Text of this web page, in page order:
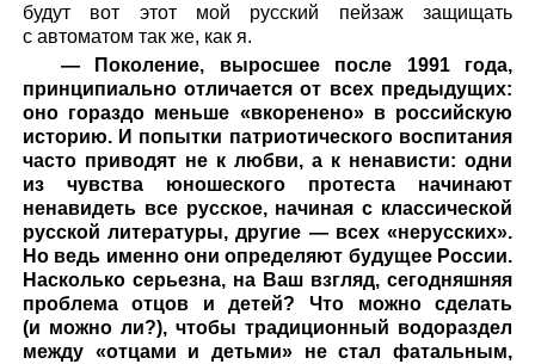
будут вот этот мой русский пейзаж защищать
с автоматом так же, как я.
— Поколение, выросшее после 1991 года,
принципиально отличается от всех предыдущих:
оно гораздо меньше «вкоренено» в российскую
историю. И попытки патриотического воспитания
часто приводят не к любви, а к ненависти: одни
из чувства юношеского протеста начинают
ненавидеть все русское, начиная с классической
русской литературы, другие — всех «нерусских».
Но ведь именно они определяют будущее России.
Насколько серьезна, на Ваш взгляд, сегодняшняя
проблема отцов и детей? Что можно сделать
(и можно ли?), чтобы традиционный водораздел
между «отцами и детьми» не стал фатальным,